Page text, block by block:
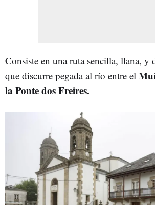
Consiste en una ruta sencilla, llana, y
que discurre pegada al río entre el
la Ponte dos Freires.